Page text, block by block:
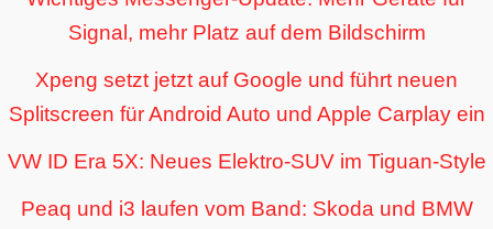
Signal, mehr Platz auf dem Bildschirm
Xpeng setzt jetzt auf Google und führt neuen
Splitscreen für Android Auto und Apple Carplay ein
VW ID Era 5X: Neues Elektro-SUV im Tiguan-Style
Peaq und i3 laufen vom Band: Skoda und BMW